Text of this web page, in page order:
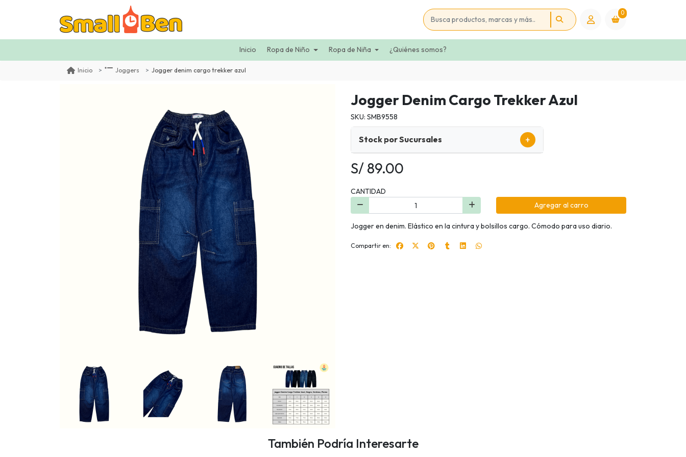
0
Inicio Ropa de Niño Ropa de Niña ¿Quiénes somos?
Inicio Joggers Jogger denim cargo trekker azul
Jogger Denim Cargo Trekker Azul
SKU: SMB9558
Stock por Sucursales +
S/ 89.00
CANTIDAD
Agregar al carro
Jogger en denim. Elástico en la cintura y bolsillos cargo. Cómodo para uso diario.
Compartir en:
También Podría Interesarte